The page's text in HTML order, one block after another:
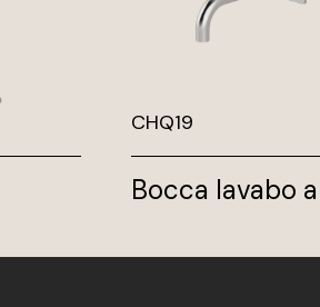
CHQ19
Bocca lavabo